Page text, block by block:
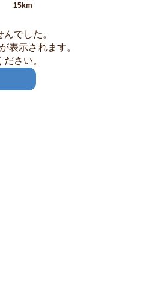
15km
でした。
表示されます。
さい。